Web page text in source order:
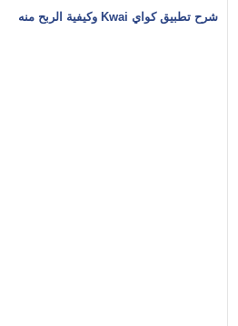
شرح تطبيق كواي Kwai وكيفية الربح منه